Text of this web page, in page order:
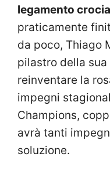
legamento
praticamente
da poco, Thiago
pilastro della
reinventare la
impegni
Champions,
avrà tanti
soluzione.